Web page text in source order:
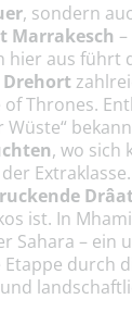
, sondern
Marrakesch
aus führt
Thrones.
, wo sich
ist. In
Sahara – ein
durch